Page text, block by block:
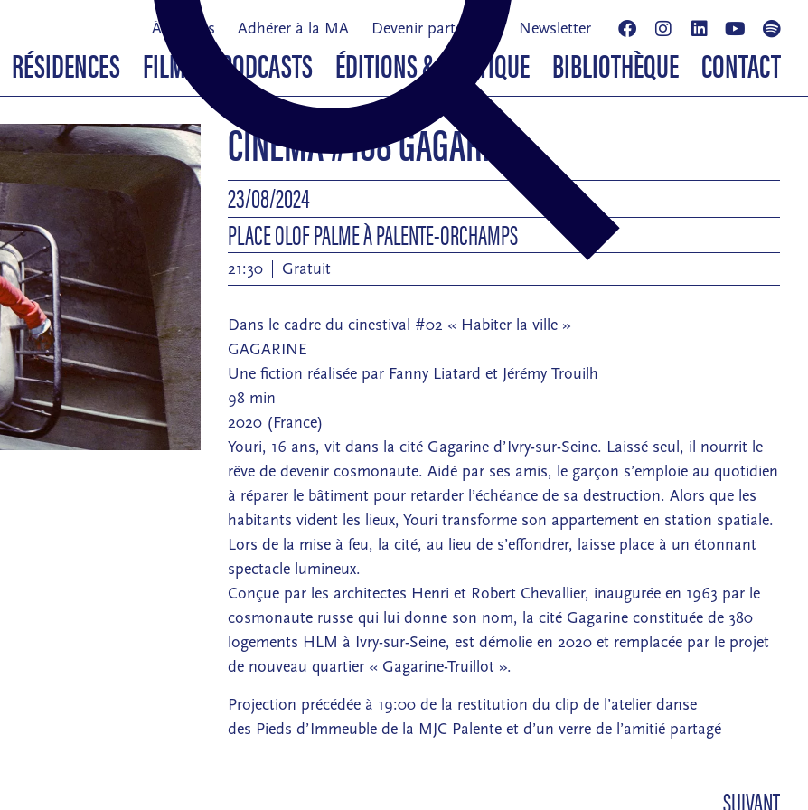
À propos Adhérer à la MA Devenir partenaire Newsletter
RÉSIDENCES FILMS & PODCASTS ÉDITIONS & BOUTIQUE BIBLIOTHÈQUE CONTACT
CINÉMA #108 GAGARINE
23/08/2024
PLACE OLOF PALME À PALENTE-ORCHAMPS
21:30 Gratuit
Dans le cadre du cinestival #02 « Habiter la ville »
GAGARINE
Une fiction réalisée par Fanny Liatard et Jérémy Trouilh
98 min
2020 (France)
Youri, 16 ans, vit dans la cité Gagarine d’Ivry-sur-Seine. Laissé seul, il nourrit le
rêve de devenir cosmonaute. Aidé par ses amis, le garçon s’emploie au quotidien
à réparer le bâtiment pour retarder l’échéance de sa destruction. Alors que les
habitants vident les lieux, Youri transforme son appartement en station spatiale.
Lors de la mise à feu, la cité, au lieu de s’effondrer, laisse place à un étonnant
spectacle lumineux.
Conçue par les architectes Henri et Robert Chevallier, inaugurée en 1963 par le
cosmonaute russe qui lui donne son nom, la cité Gagarine constituée de 380
logements HLM à Ivry-sur-Seine, est démolie en 2020 et remplacée par le projet
de nouveau quartier « Gagarine-Truillot ».
Projection précédée à 19:00 de la restitution du clip de l’atelier danse
des Pieds d’Immeuble de la MJC Palente et d’un verre de l’amitié partagé
SUIVANT